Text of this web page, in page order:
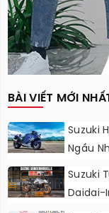
BÀI VIẾT MỚI
Suzuki
Ngầu
Suzuki
Daidai-